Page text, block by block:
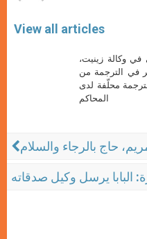
View all articles
وكالة زينيت،
في الترجمة من
محلّفة لدى
المحاكم
حاج بالرجاء والسلام
يرسل وكيل صدقاته